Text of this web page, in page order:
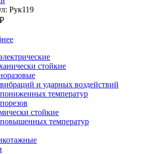
Рук119
₽
стойкие
и ударных воздействий
температур
стойкие
температур